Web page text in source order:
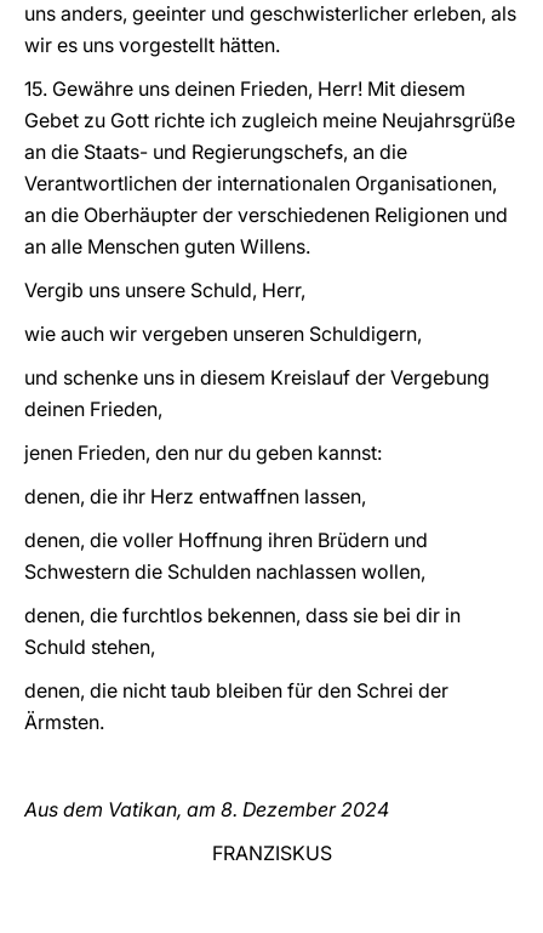
uns anders, geeinter und geschwisterlicher erleben, als
wir es uns vorgestellt hätten.
15. Gewähre uns deinen Frieden, Herr! Mit diesem
Gebet zu Gott richte ich zugleich meine Neujahrsgrüße
an die Staats- und Regierungschefs, an die
Verantwortlichen der internationalen Organisationen,
an die Oberhäupter der verschiedenen Religionen und
an alle Menschen guten Willens.
Vergib uns unsere Schuld, Herr,
wie auch wir vergeben unseren Schuldigern,
und schenke uns in diesem Kreislauf der Vergebung
deinen Frieden,
jenen Frieden, den nur du geben kannst:
denen, die ihr Herz entwaffnen lassen,
denen, die voller Hoffnung ihren Brüdern und
Schwestern die Schulden nachlassen wollen,
denen, die furchtlos bekennen, dass sie bei dir in
Schuld stehen,
denen, die nicht taub bleiben für den Schrei der
Ärmsten.
Aus dem Vatikan, am 8. Dezember 2024
FRANZISKUS